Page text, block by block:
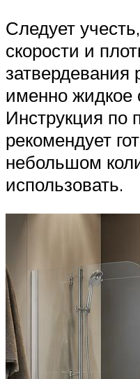
Следует
скорости и
затвердевания
именно жидкое
Инструкция по
рекомендует
небольшом
использовать.